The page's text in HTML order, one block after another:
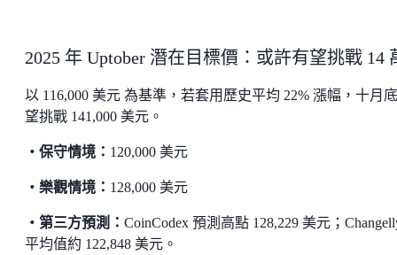
2025 年 Uptober 潛在目標價：或許有望挑戰 14
以 116,000 美元 為基準，若套用歷史平均 22% 漲幅，十月
望挑戰 141,000 美元。
・保守情境： 120,000 美元
・樂觀情境： 128,000 美元
・第三方預測： CoinCodex 預測高點 128,229 美元；
平均值約 122,848 美元。